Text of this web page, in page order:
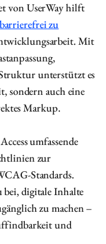
von UserWay hilft
zu
Mit
unterstützt es
sondern auch eine
Markup.
umfassende
zur
Standards.
bei, digitale Inhalte
zu machen –
und